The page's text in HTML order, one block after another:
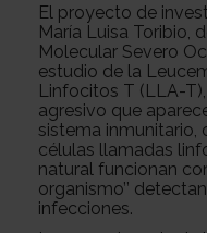
Todo
sobre
el
Investigación
Transparencia
El proyecto de
María Luisa Toribio,
Molecular Severo
estudio de la
Linfocitos T (LLA-
agresivo que
sistema inmunitario,
células llamadas
natural funcionan
organismo’’
infecciones.